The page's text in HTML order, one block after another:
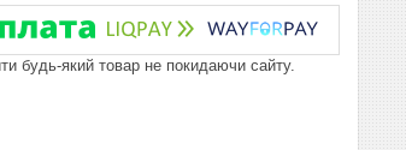
будь-який товар не покидаючи сайту.